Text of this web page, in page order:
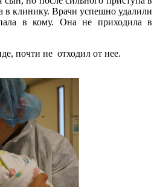
в клинику. Врачи успешно удалили
в кому. Она не приходила в
почти не отходил от нее.